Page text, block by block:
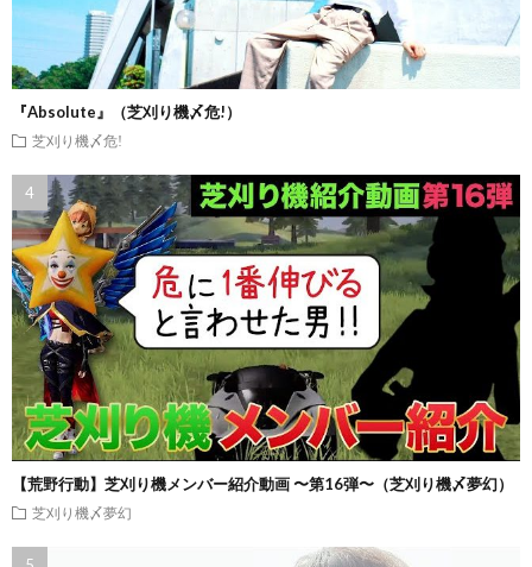
『Absolute』（芝刈り機〆危!）
芝刈り機〆危!
【荒野行動】芝刈り機メンバー紹介動画 〜第16弾〜（芝刈り機〆夢幻）
芝刈り機〆夢幻